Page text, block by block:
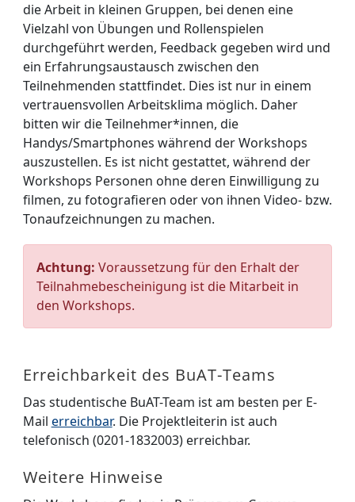
die Arbeit in kleinen Gruppen, bei denen eine
Vielzahl von Übungen und Rollenspielen
durchgeführt werden, Feedback gegeben wird und
ein Erfahrungsaustausch zwischen den
Teilnehmenden stattfindet. Dies ist nur in einem
vertrauensvollen Arbeitsklima möglich. Daher
bitten wir die Teilnehmer*innen, die
Handys/Smartphones während der Workshops
auszustellen. Es ist nicht gestattet, während der
Workshops Personen ohne deren Einwilligung zu
filmen, zu fotografieren oder von ihnen Video- bzw.
Tonaufzeichnungen zu machen.
Achtung: Voraussetzung für den Erhalt der
Teilnahmebescheinigung ist die Mitarbeit in
den Workshops.
Erreichbarkeit des BuAT-Teams
Das studentische BuAT-Team ist am besten per E-
Mail erreichbar. Die Projektleiterin ist auch
telefonisch (0201-1832003) erreichbar.
Weitere Hinweise